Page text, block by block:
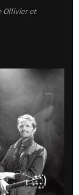
Ollivier et